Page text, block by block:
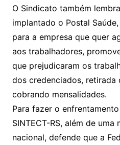
O Sindicato também
implantado o Postal
para a empresa que quer
aos trabalhadores,
que prejudicaram os
dos credenciados, retirada
cobrando mensalidades.
Para fazer o
SINTECT-RS, além de
nacional, defende que a